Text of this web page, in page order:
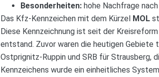
Besonderheiten: hohe Nachfrage
Das Kfz-Kennzeichen mit dem Kürzel MOL
Diese Kennzeichnung ist seit der
entstand. Zuvor waren die heutigen Gebiete
Ostprignitz-Ruppin und SRB für Strausberg,
Kennzeichens wurde ein einheitliches